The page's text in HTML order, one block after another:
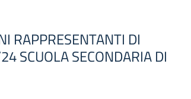
RAPPRESENTANTI DI
SCUOLA SECONDARIA DI